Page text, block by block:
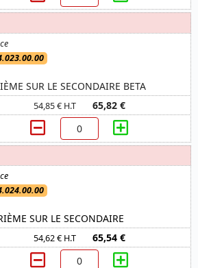
SUR LE SECONDAIRE BETA
54,85 € H.T 65,82 €
SUR LE SECONDAIRE
54,62 € H.T 65,54 €